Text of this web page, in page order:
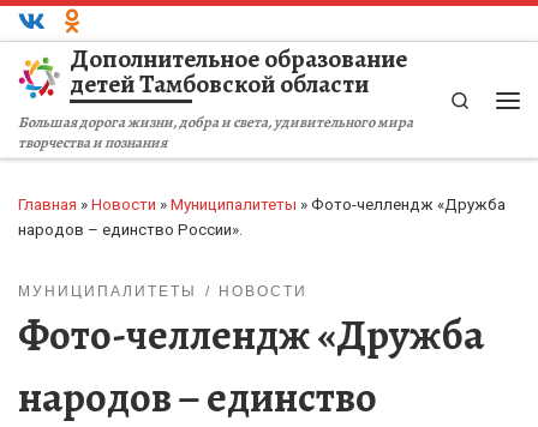
Перейти к содержимому
Дополнительное образование
детей Тамбовской области
Большая дорога жизни, добра и света, удивительного мира
творчества и познания
Search
Главная » Новости » Муниципалитеты » Фото-челлендж «Дружба
народов – единство России».
МУНИЦИПАЛИТЕТЫ НОВОСТИ
Фото-челлендж «Дружба
народов – единство